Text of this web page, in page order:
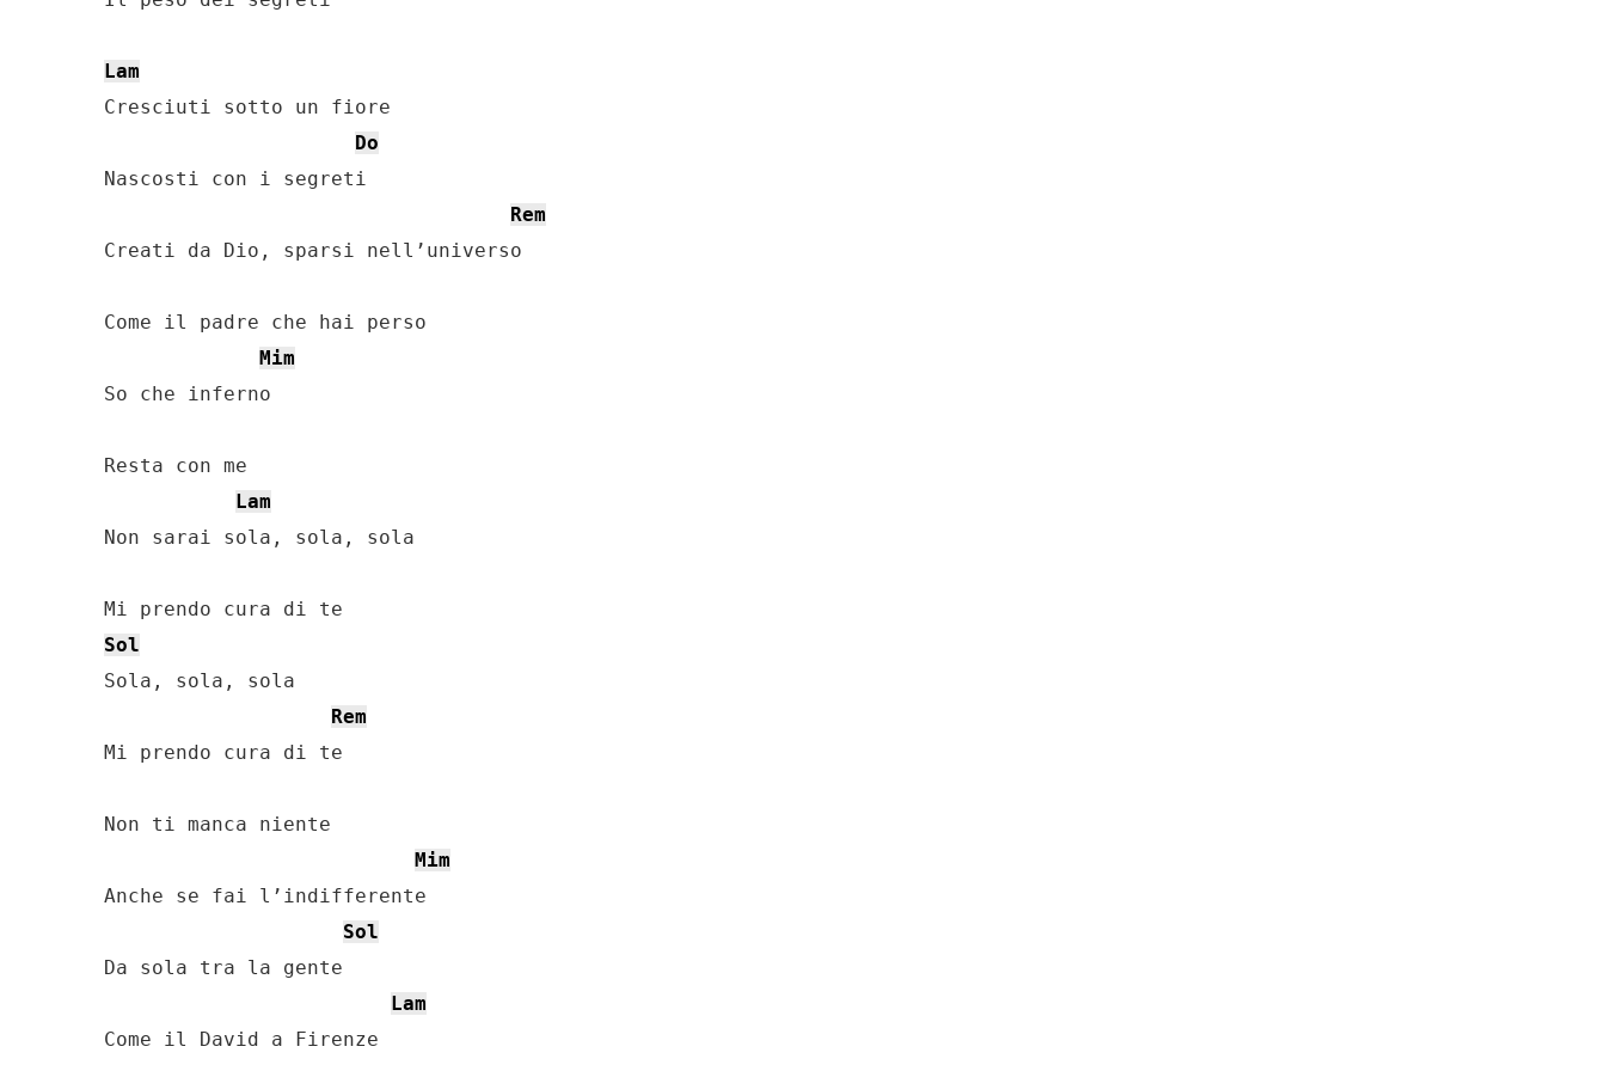
Lam
Cresciuti sotto un fiore
Do
Nascosti con i segreti
Rem
Creati da Dio, sparsi nell’universo
Come il padre che hai perso
Mim
So che inferno
Resta con me
Lam
Non sarai sola, sola, sola
Sol
Sola, sola, sola
Rem
Mi prendo cura di te
Non ti manca niente
Mim
Anche se fai l’indifferente
Sol
Da sola tra la gente
Lam
Come il David a Firenze